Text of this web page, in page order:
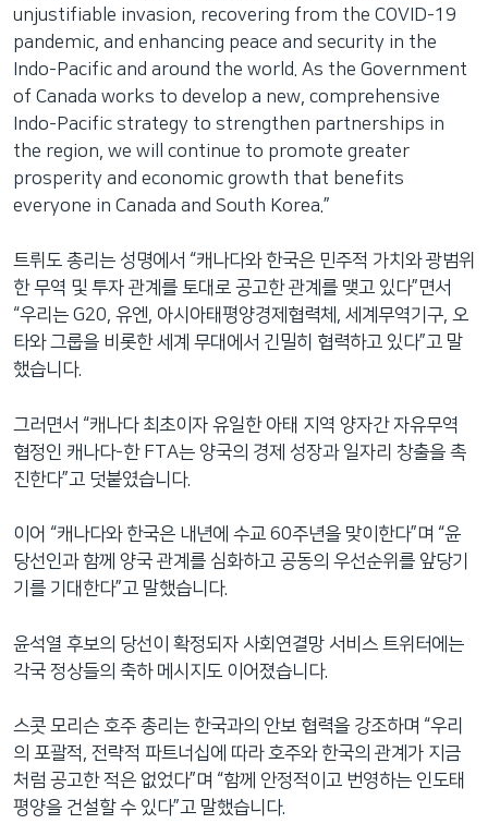
unjustifiable invasion, recovering from the COVID-19
pandemic, and enhancing peace and security in the
Indo-Pacific and around the world. As the Government
of Canada works to develop a new, comprehensive
Indo-Pacific strategy to strengthen partnerships in
the region, we will continue to promote greater
prosperity and economic growth that benefits
everyone in Canada and South Korea.”
트뤼도 총리는 성명에서 “캐나다와 한국은 민주적 가치와 광범위
한 무역 및 투자 관계를 토대로 공고한 관계를 맺고 있다”면서
“우리는 G20, 유엔, 아시아태평양경제협력체, 세계무역기구, 오
타와 그룹을 비롯한 세계 무대에서 긴밀히 협력하고 있다”고 말
했습니다.
그러면서 “캐나다 최초이자 유일한 아태 지역 양자간 자유무역
협정인 캐나다-한 FTA는 양국의 경제 성장과 일자리 창출을 촉
진한다”고 덧붙였습니다.
이어 “캐나다와 한국은 내년에 수교 60주년을 맞이한다”며 “윤
당선인과 함께 양국 관계를 심화하고 공동의 우선순위를 앞당기
기를 기대한다”고 말했습니다.
윤석열 후보의 당선이 확정되자 사회연결망 서비스 트위터에는
각국 정상들의 축하 메시지도 이어졌습니다.
스콧 모리슨 호주 총리는 한국과의 안보 협력을 강조하며 “우리
의 포괄적, 전략적 파트너십에 따라 호주와 한국의 관계가 지금
처럼 공고한 적은 없었다”며 “함께 안정적이고 번영하는 인도태
평양을 건설할 수 있다”고 말했습니다.